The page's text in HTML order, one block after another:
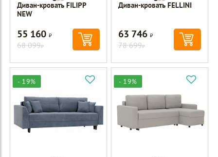
Диван-кровать FILIPP
NEW
55 160Р
68 099Р
Диван-кровать FELLINI
63 746Р
78 699Р
- 19% - 19%